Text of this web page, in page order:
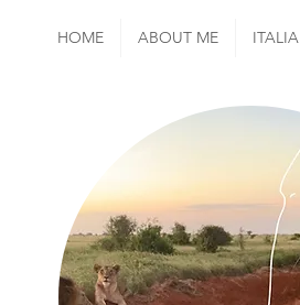
HOME ABOUT ME ITALIA